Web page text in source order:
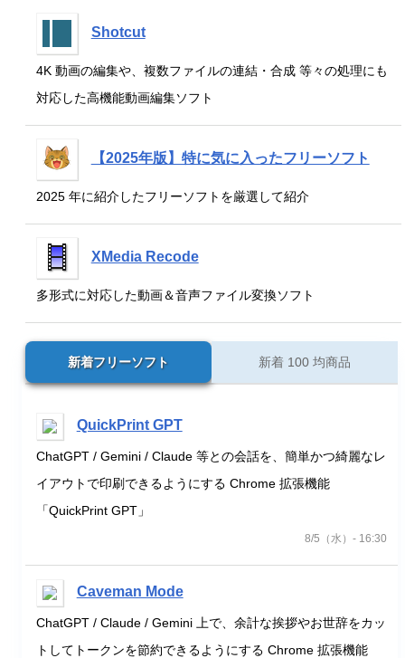
Shotcut
4K 動画の編集や、複数ファイルの連結・合成 等々の処理にも
対応した高機能動画編集ソフト
【2025年版】特に気に入ったフリーソフト
2025 年に紹介したフリーソフトを厳選して紹介
XMedia Recode
多形式に対応した動画＆音声ファイル変換ソフト
新着フリーソフト 新着 100 均商品
QuickPrint GPT
ChatGPT / Gemini / Claude 等との会話を、簡単かつ綺麗なレ
イアウトで印刷できるようにする Chrome 拡張機能
「QuickPrint GPT」
8/5（水）- 16:30
Caveman Mode
ChatGPT / Claude / Gemini 上で、余計な挨拶やお世辞をカッ
トしてトークンを節約できるようにする Chrome 拡張機能